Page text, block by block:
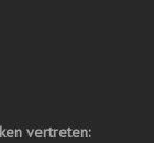
vertreten: